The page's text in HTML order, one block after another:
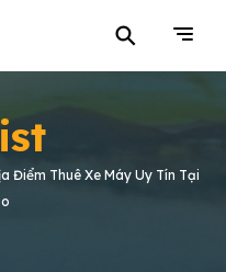
⚲
Điểm Thuê Xe Máy Uy Tín Tại